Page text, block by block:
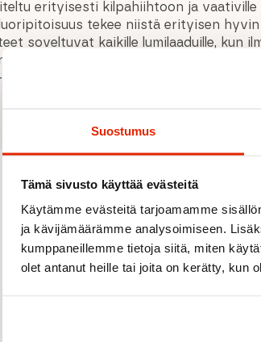
Suostumus
Tämä sivusto käyttää evästeitä
Käytämme evästeitä tarjoamamme
ja kävijämäärämme analysoimiseen.
kumppaneillemme tietoja siitä, miten
olet antanut heille tai joita on kerätty, kun
erityisesti kilpahiihtoon ja vaativille
tekee niistä erityisen
soveltuvat kaikille lumilaaduille, kun
kosteaa tai märkää. Tuotteiden